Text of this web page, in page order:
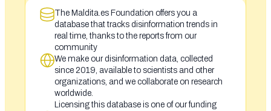
The Maldita.es Foundation offers you a
database that tracks disinformation trends in
real time, thanks to the reports from our
community
We make our disinformation data, collected
since 2019, available to scientists and other
organizations, and we collaborate on research
worldwide.
Licensing this database is one of our funding